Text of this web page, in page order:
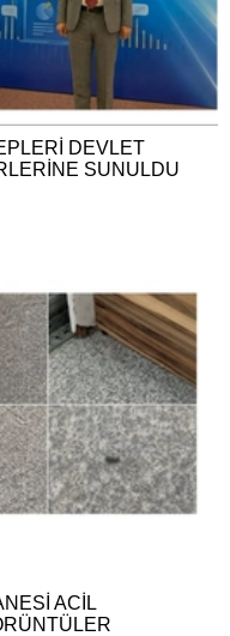
DEVLET
SUNULDU
ACİL